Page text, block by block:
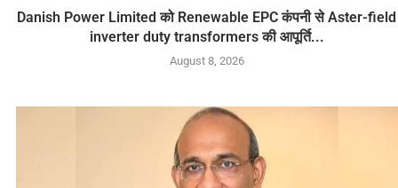
Danish Power Limited को Renewable EPC कंपनी से Aster-field
inverter duty transformers की आपूर्ति...
August 8, 2026